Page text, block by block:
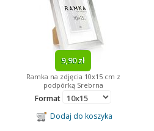
9,90 zł
Ramka na zdjęcia 10x15 cm z
podpórką Srebrna
Format
Dodaj do koszyka